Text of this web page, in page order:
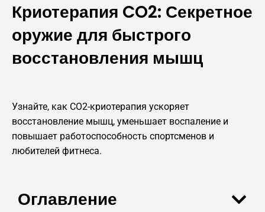
Криотерапия CO2: Секретное
оружие для быстрого
восстановления мышц
Узнайте, как CO2-криотерапия ускоряет
восстановление мышц, уменьшает воспаление и
повышает работоспособность спортсменов и
любителей фитнеса.
Оглавление